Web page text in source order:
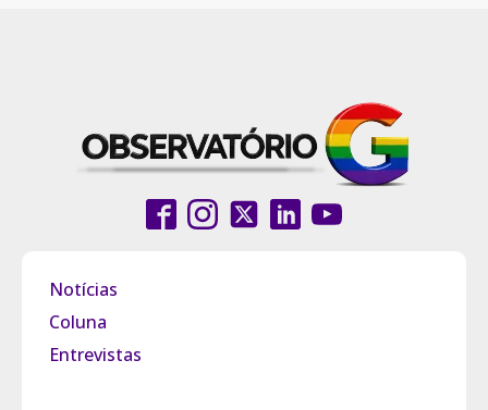
Notícias
Coluna
Entrevistas